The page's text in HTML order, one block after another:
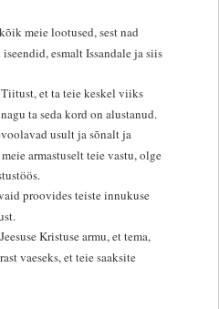
meie lootused, sest nad
esmalt Issandale ja siis
et ta teie keskel viiks
ta seda kord on alustanud.
usult ja sõnalt ja
armastuselt teie vastu, olge
proovides teiste innukuse
Kristuse armu, et tema,
vaeseks, et teie saaksite